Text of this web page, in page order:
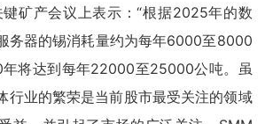
矿产会议上表示：“根据2025年的数
务器的锡消耗量约为每年6000至8000
将达到每年22000至25000公吨。虽
行业的繁荣是当前股市最受关注的领域